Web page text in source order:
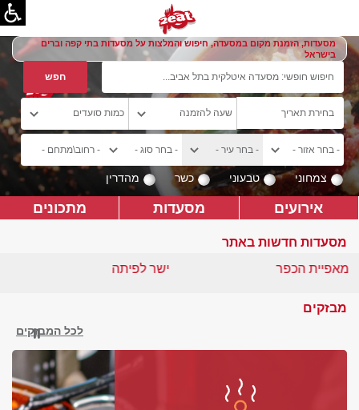
מסעדות, הזמנת מקום במסעדה, חיפוש והמלצות על מסעדות בתי קפה וברים
בישראל
צמחוני טבעוני כשר מהדרין
אירועים מסעדות מתכונים
מסעדות חדשות באתר
ישר לפיתה
מאפיית הכפר
מבזקים
לכל המבזקים